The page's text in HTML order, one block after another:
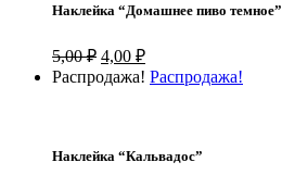
Наклейка “Домашнее пиво темное”
5,00₽ Первоначальная
цена
составляла
4,00 ₽Текущая
цена:
Распродажа! Распродажа!
Наклейка “Кальвадос”